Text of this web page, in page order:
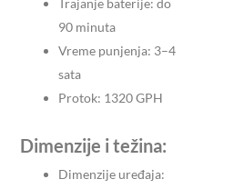
Trajanje baterije: do
90 minuta
Vreme punjenja: 3–4
sata
Protok: 1320 GPH
Dimenzije i težina:
Dimenzije uređaja: